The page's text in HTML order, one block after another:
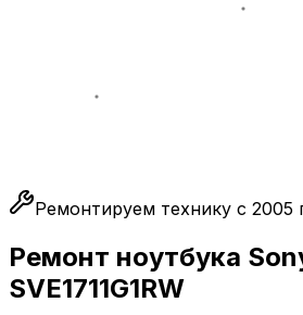
Ремонтируем технику с 2005
Ремонт ноутбука
SVE1711G1RW